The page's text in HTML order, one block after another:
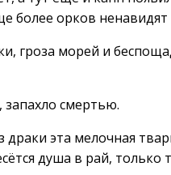
более орков ненавидят
гроза морей и
запахло смертью.
эта мелочная
душа в рай, только